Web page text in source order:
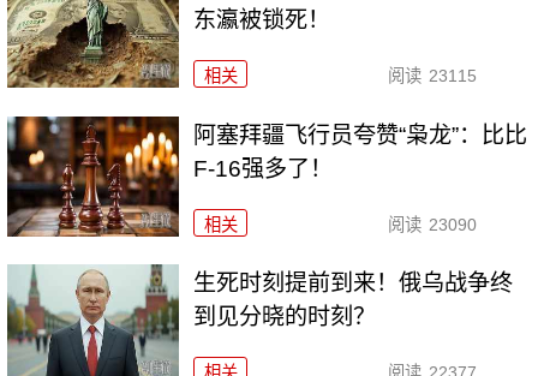
东瀛被锁死！
相关 阅读 23115
阿塞拜疆飞行员夸赞“枭龙”：比比
F-16强多了！
相关 阅读 23090
生死时刻提前到来！俄乌战争终
到见分晓的时刻？